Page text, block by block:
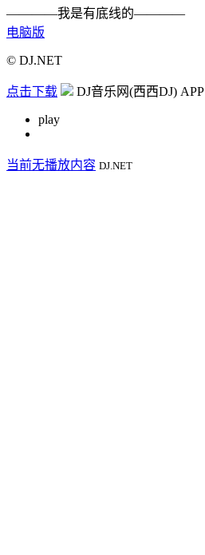
————我是有底线的————
电脑版
© DJ.NET
点击下载 DJ音乐网(西西DJ) APP
play
当前无播放内容 DJ.NET